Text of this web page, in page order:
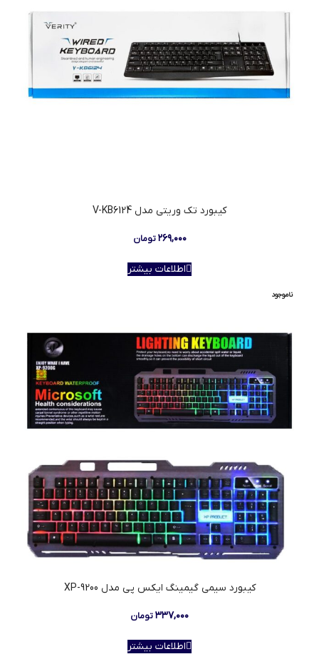
کیبورد تک وریتی مدل V-KB6124
۲۶۹,۰۰۰ تومان
اطلاعات بیشتر
ناموجود
کیبورد سیمی گیمینگ ایکس پی مدل 9200-XP
۳۳۷,۰۰۰تومان
اطلاعات بیشتر